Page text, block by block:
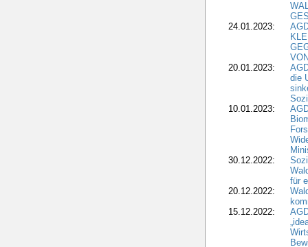
24.01.2023:
20.01.2023:
die
10.01.2023:
30.12.2022:
für
20.12.2022:
15.12.2022: